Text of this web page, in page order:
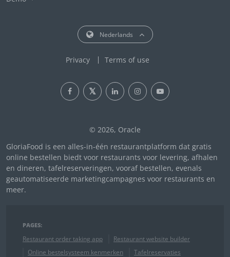
Nederlands
Privacy Terms of use
© 2026, Oracle
GloriaFood is een alles-in-één restaurantplatform dat gratis
online bestellen biedt voor restaurants voor levering, afhalen
en dineren, tafelreserveringen, vooraf bestellen, evenals
geautomatiseerde marketingcampagnes voor restaurants en
meer.
PAGES:
Restaurant order taking app
Restaurant website builder
Online bestelsysteem kenmerken
Tafelreservaties